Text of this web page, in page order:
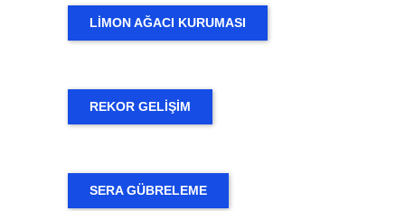
LİMON AĞACI KURUMASI
REKOR GELİŞİM
SERA GÜBRELEME